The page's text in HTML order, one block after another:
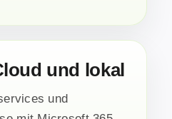
und lokal
und